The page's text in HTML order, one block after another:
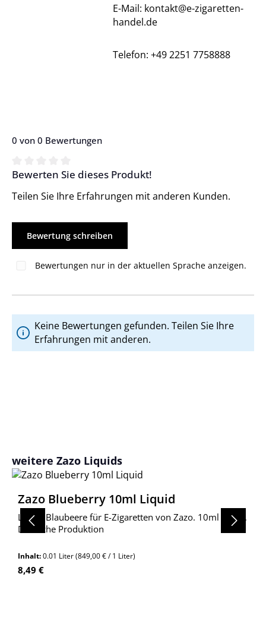
E-Mail: kontakt@e-zigaretten-
handel.de
Telefon: +49 2251 7758888
0 von 0 Bewertungen
Durchschnittliche Bewertung von 0 von 5 Sternen
Bewerten Sie dieses Produkt!
Teilen Sie Ihre Erfahrungen mit anderen Kunden.
Bewertung schreiben
Bewertungen nur in der aktuellen Sprache anzeigen.
Keine Bewertungen gefunden. Teilen Sie Ihre
Erfahrungen mit anderen.
Produktgalerie überspringen
weitere Zazo Liquids
Zazo Blueberry 10ml Liquid
Liquid Blaubeere für E-Zigaretten von Zazo. 10ml Inhalt.
Deutsche Produktion
Inhalt:0.01 Liter(849,00 € / 1 Liter)
Regulärer Preis:
8,49 €